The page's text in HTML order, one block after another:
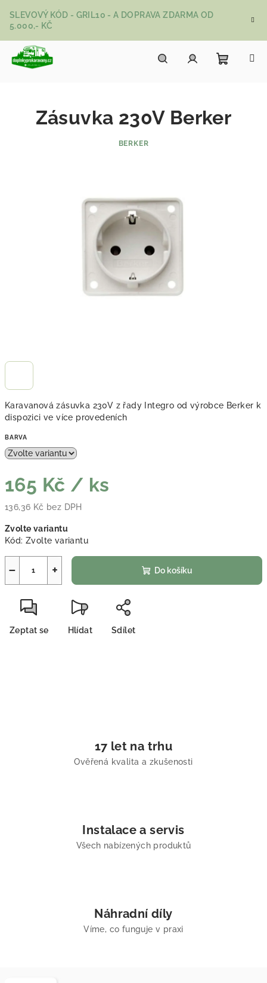
SLEVOVÝ KÓD - GRIL10 - A DOPRAVA ZDARMA OD
5.000,- KČ
Karavanová zásuvka 230V z řady Integro od výrobce Berker k
dispozici ve více provedeních
BARVA
165 Kč / ks
136,36 Kč bez DPH
Zvolte variantu
Kód: Zvolte variantu
+
− Do košíku
Zeptat se Hlídat Sdílet
Zásuvka 230V Berker
BERKER
17 let na trhu
Ověřená kvalita a zkušenosti
Instalace a servis
Všech nabízených produktů
Náhradní díly
Víme, co funguje v praxi